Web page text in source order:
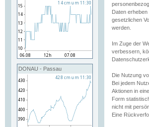
DONAU - Passau
Daten
gesetzlichen
werden.
Im Zuge der
verbessern,
Die Nutzung
Bei jedem
Aktionen in
Form
nicht mit
Eine